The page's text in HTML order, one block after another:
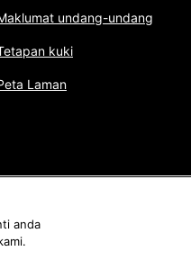
undang-undang
kuki
Laman
anda